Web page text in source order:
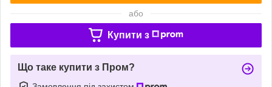
або
Купити з
Що таке купити з Пром?